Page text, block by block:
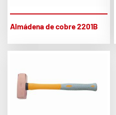
Almádena de cobre 2201B